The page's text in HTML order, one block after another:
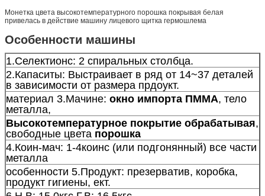
Монетка цвета высокотемпературного порошка покрывая белая
привелась в действие машину лицевого щитка гермошлема
Особенности машины
1.Селектионс: 2 спиральных столбца.
2.Капаситы: Выстраивает в ряд от 14~37 деталей
в зависимости от размера прдоукт.
материал 3.Мачине: окно импорта ПММА, тело
металла,
Высокотемпературное покрытие обрабатывая,
свободные цвета порошка
4.Коин-мач: 1-4коинс (или подгонянный) все части
металла
особенности 5.Продукт: презерватив, коробка,
продукт гигиены, ект.